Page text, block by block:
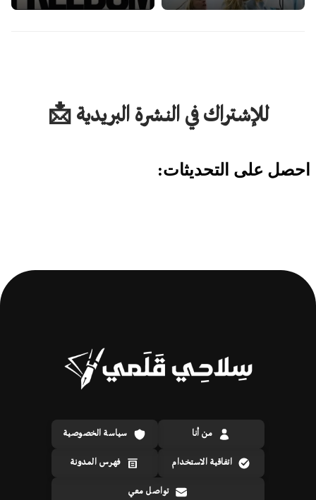
للإشتراك في النشرة البريدية 📩
من أنا سياسة الخصوصية
اتفاقية الاستخدام فهرس المدونة
تواصل معي